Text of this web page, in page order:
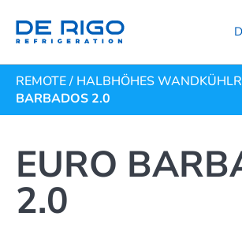
REMOTE/ HALBHÖHES
BARBADOS 2.0
EURO
2.0